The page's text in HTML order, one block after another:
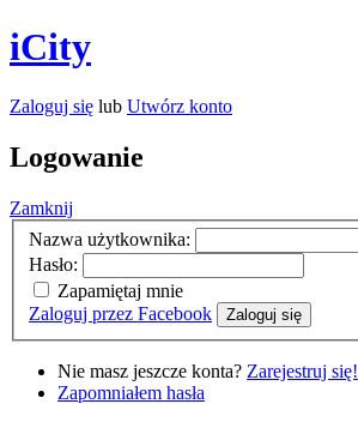
iCity
Zaloguj się lub Utwórz konto
Logowanie
Zamknij
Nazwa użytkownika:
Hasło:
Zapamiętaj mnie
Zaloguj przez Facebook
Zaloguj się
Nie masz jeszcze konta? Zarejestruj się!
Zapomniałem hasła